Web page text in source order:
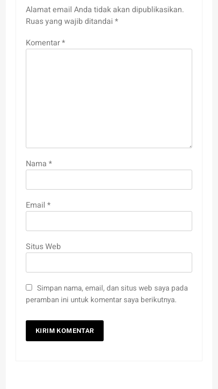
Alamat email Anda tidak akan dipublikasikan.
Ruas yang wajib ditandai *
Komentar*
Nama *
Email *
Situs Web
Simpan nama, email, dan situs web saya pada
peramban ini untuk komentar saya berikutnya.